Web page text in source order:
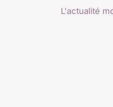
L'actualité